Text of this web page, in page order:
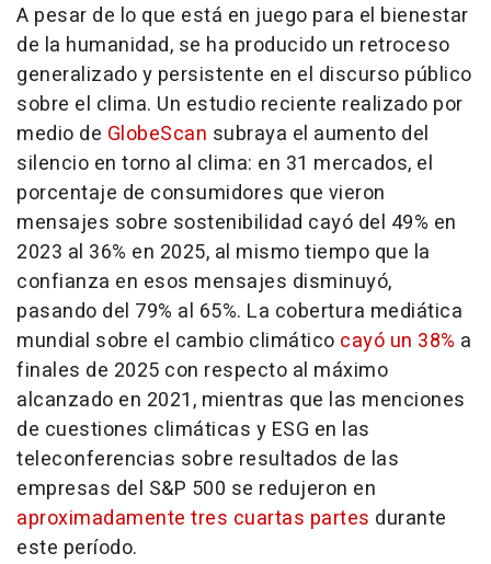
A pesar de lo que está en juego para el bienestar
de la humanidad, se ha producido un retroceso
generalizado y persistente en el discurso público
sobre el clima. Un estudio reciente realizado por
medio de GlobeScan subraya el aumento del
silencio en torno al clima: en 31 mercados, el
porcentaje de consumidores que vieron
mensajes sobre sostenibilidad cayó del 49% en
2023 al 36% en 2025, al mismo tiempo que la
confianza en esos mensajes disminuyó,
pasando del 79% al 65%. La cobertura mediática
mundial sobre el cambio climático cayó un 38% a
finales de 2025 con respecto al máximo
alcanzado en 2021, mientras que las menciones
de cuestiones climáticas y ESG en las
teleconferencias sobre resultados de las
empresas del S&P 500 se redujeron en
aproximadamente tres cuartas partes durante
este período.